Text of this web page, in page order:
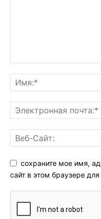
сохраните мое имя,
сайт в этом браузере